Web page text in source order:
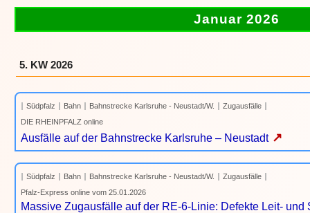
Januar 2026
5. KW 2026
Südpfalz Bahn Bahnstrecke Karlsruhe - Neustadt/W.
Zugausfälle
DIE RHEINPFALZ online
Ausfälle auf der Bahnstrecke Karlsruhe – Neustadt↗
Südpfalz Bahn Bahnstrecke Karlsruhe - Neustadt/W.
Zugausfälle
Pfalz-Express online vom 25.01.2026
Massive Zugausfälle auf der RE-6-Linie: Defekte Leit- und